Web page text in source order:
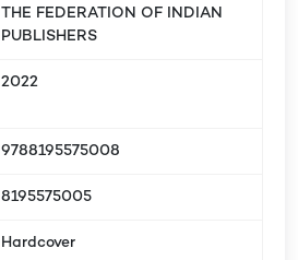
THE FEDERATION OF INDIAN
PUBLISHERS
2022
9788195575008
8195575005
Hardcover